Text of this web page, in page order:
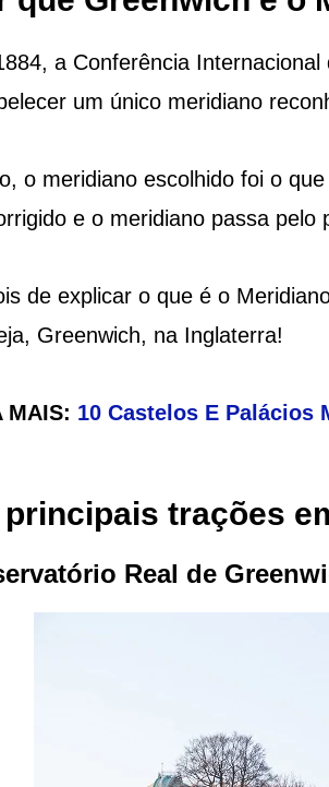
a Conferência
um único meridiano
o meridiano escolhido foi o
e o meridiano passa
de explicar o que é o
Greenwich, na Inglaterra!
MAIS: 10 Castelos E Palácios
trações
Real de